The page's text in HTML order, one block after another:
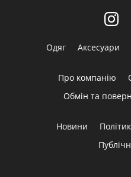
Одяг Аксесуари
Про компанію
Обмін та
Новини